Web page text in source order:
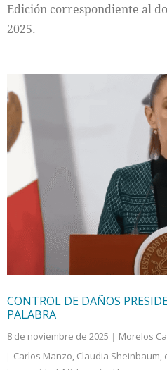
Edición correspondiente al
2025.
CONTROL DE DAÑOS
PALABRA
8 de noviembre de 2025 Morelos
Carlos Manzo, Claudia Sheinbaum,